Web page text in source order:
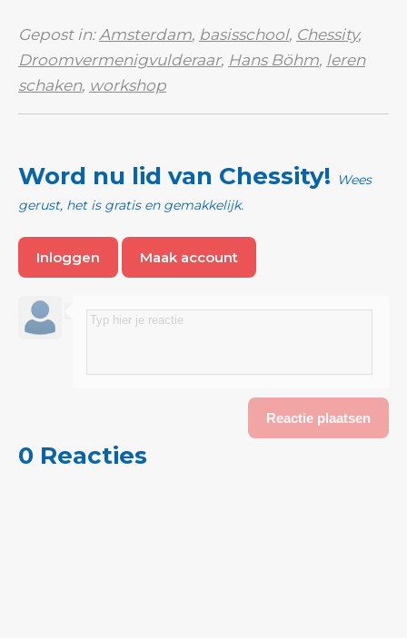
Gepost in:Amsterdam, basisschool, Chessity,
Droomvermenigvulderaar, Hans Böhm, leren
schaken, workshop
Word nu lid van Chessity!
Wees
gerust, het is gratis en gemakkelijk.
Inloggen Maak account
0 Reacties